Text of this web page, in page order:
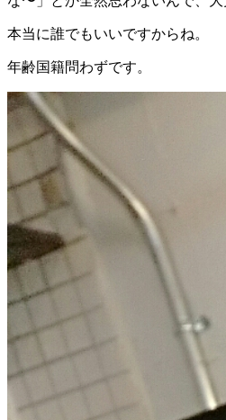
本当に誰でもいいですからね。
年齢国籍問わずです。